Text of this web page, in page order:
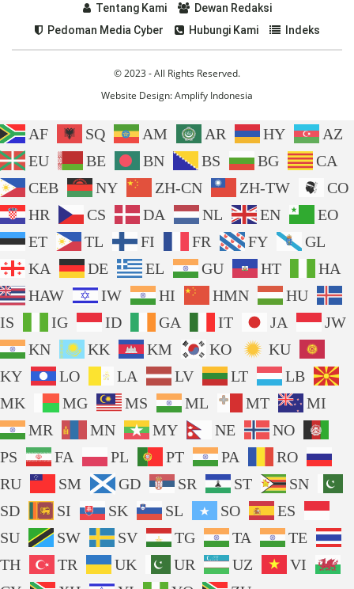
Tentang Kami
Dewan Redaksi
Pedoman Media Cyber
Hubungi Kami Indeks
© 2023 - All Rights Reserved.
Website Design:Amplify Indonesia
AF SQ AM AR HY
AZ
EU
BE BN BS BG
CA
CEB
NY ZH-CN ZH-TW
CO
HR
CS DA NL EN
EO
ET
TL FI FR FY
GL
KA
DE EL GU HT
HA
HAW
IW HI HMN
HU
IS
IG ID GA IT JA
JW
KN
KK KM KO
KU
KY
LO LA LV LT
LB
MK
MG MS ML MT
MI
MR
MN MY NE
NO
PS
FA PL PT PA
RO
RU
SM GD SR ST
SN
SD
SI SK SL SO
ES
SU
SW SV TG TA
TE
TH
TR UK UR UZ
VI